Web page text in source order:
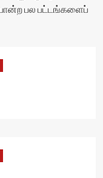
பல பட்டங்களைப்